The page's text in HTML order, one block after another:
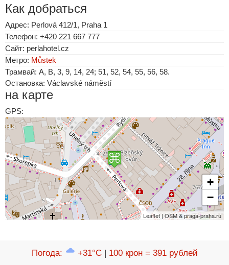
Как добраться
Адрес: Perlová 412/1, Praha 1
Телефон: +420 221 667 777
Сайт: perlahotel.cz
Метро: Můstek
Трамвай: A, B, 3, 9, 14, 24; 51, 52, 54, 55, 56, 58.
Остановка: Václavské náměstí
на карте
GPS:
+
−
Leaflet | OSM & praga-praha.ru
Погода: +31°C| 100 крон = 391 рублей